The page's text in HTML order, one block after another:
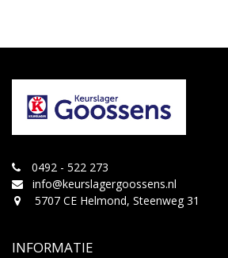
0492 - 522 273
info@keurslagergoossens.nl
5707 CE Helmond, Steenweg 31
INFORMATIE